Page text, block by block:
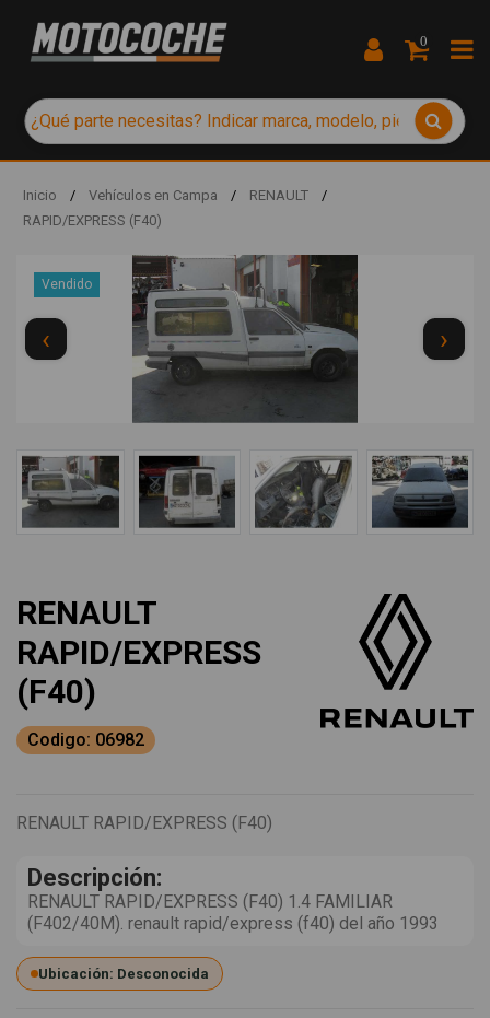
0
Inicio / Vehículos en Campa / RENAULT
/
RAPID/EXPRESS (F40)
Vendido
‹ ›
RENAULT
RAPID/EXPRESS
(F40)
Codigo: 06982
RENAULT RAPID/EXPRESS (F40)
Descripción:
RENAULT RAPID/EXPRESS (F40) 1.4 FAMILIAR
(F402/40M). renault rapid/express (f40) del año 1993
Ubicación: Desconocida